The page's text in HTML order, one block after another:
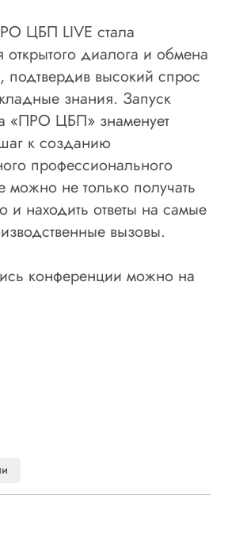
ЦБП LIVE стала
диалога и обмена
высокий спрос
знания. Запуск
«ПРО ЦБП» знаменует
к созданию
профессионального
можно не только получать
находить ответы на самые
вызовы.
конференции можно на